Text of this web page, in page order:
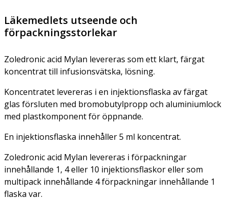
Läkemedlets utseende och
förpackningsstorlekar
Zoledronic acid Mylan levereras som ett klart, färgat
koncentrat till infusionsvätska, lösning.
Koncentratet levereras i en injektionsflaska av färgat
glas försluten med bromobutylpropp och aluminiumlock
med plastkomponent för öppnande.
En injektionsflaska innehåller 5 ml koncentrat.
Zoledronic acid Mylan levereras i förpackningar
innehållande 1, 4 eller 10 injektionsflaskor eller som
multipack innehållande 4 förpackningar innehållande 1
flaska var.